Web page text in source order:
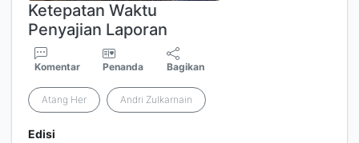
Ketepatan Waktu
Penyajian Laporan
Komentar Penanda Bagikan
Atang Her Andri Zulkarnain
Edisi